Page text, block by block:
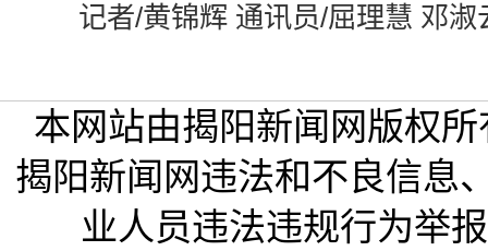
记者/黄锦辉 通讯员/屈理慧 邓淑
本网站由揭阳新闻网版权
揭阳新闻网违法和不良信息
业人员违法违规行为举